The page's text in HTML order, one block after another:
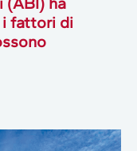
i fattori di